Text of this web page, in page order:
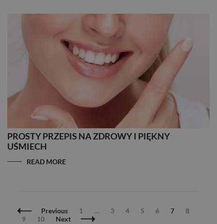
PROSTY PRZEPIS NA ZDROWY I PIĘKNY
UŚMIECH
READ MORE
Posts
Navigation
Previous Page
1 … Page
3 Page
4 Page
5 Page
6 Page
7 Page
8
Page
9 Page
10 Next